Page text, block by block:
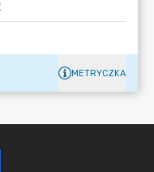
METRYCZKA